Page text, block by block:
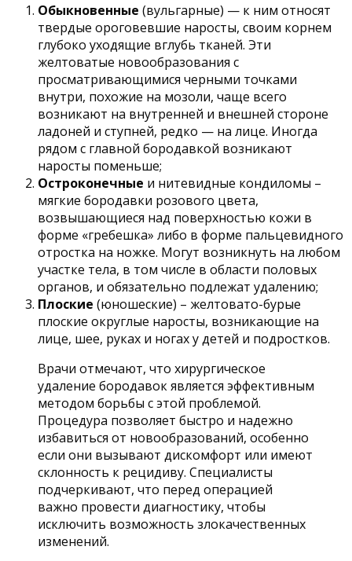
Обыкновенные (вульгарные) — к ним относят
твердые ороговевшие наросты, своим корнем
глубоко уходящие вглубь тканей. Эти
желтоватые новообразования с
просматривающимися черными точками
внутри, похожие на мозоли, чаще всего
возникают на внутренней и внешней стороне
ладоней и ступней, редко — на лице. Иногда
рядом с главной бородавкой возникают
наросты поменьше;
Остроконечные и нитевидные кондиломы –
мягкие бородавки розового цвета,
возвышающиеся над поверхностью кожи в
форме «гребешка» либо в форме пальцевидного
отростка на ножке. Могут возникнуть на любом
участке тела, в том числе в области половых
органов, и обязательно подлежат удалению;
Плоские (юношеские) – желтовато-бурые
плоские округлые наросты, возникающие на
лице, шее, руках и ногах у детей и подростков.
Врачи отмечают, что хирургическое
удаление бородавок является эффективным
методом борьбы с этой проблемой.
Процедура позволяет быстро и надежно
избавиться от новообразований, особенно
если они вызывают дискомфорт или имеют
склонность к рецидиву. Специалисты
подчеркивают, что перед операцией
важно провести диагностику, чтобы
исключить возможность злокачественных
изменений.